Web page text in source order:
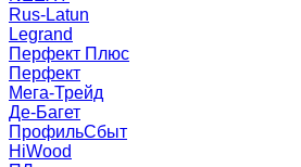
Rus-Latun
Legrand
Перфект Плюс
Перфект
Мега-Трейд
Де-Багет
ПрофильСбыт
HiWood